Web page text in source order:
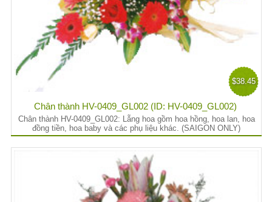
$38.45
Chân thành HV-0409_GL002 (ID: HV-0409_GL002)
Chân thành HV-0409_GL002: Lẵng hoa gồm hoa hồng, hoa lan, hoa
đồng tiền, hoa baby và các phụ liệu khác. (SAIGON ONLY)